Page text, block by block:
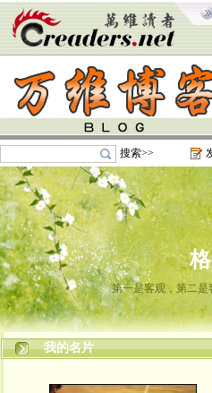
搜索>>
第一是客观，第二
我的名片